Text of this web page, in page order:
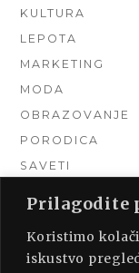
Prilagodite
Koristimo
iskustvo
KULTURA
LEPOTA
MARKETING
MODA
OBRAZOVANJE
PORODICA
SAVETI
TURIZAM
URADI SAM